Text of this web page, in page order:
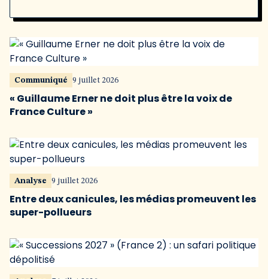
Communiqué 9 juillet 2026
« Guillaume Erner ne doit plus être la voix de
France Culture »
Analyse 9 juillet 2026
Entre deux canicules, les médias promeuvent les
super-pollueurs